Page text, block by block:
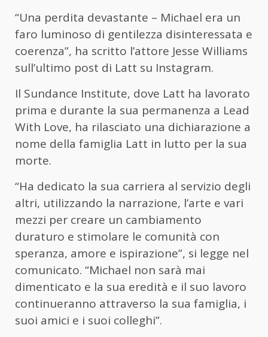
“Una perdita devastante – Michael era un
faro luminoso di gentilezza disinteressata e
coerenza”, ha scritto l’attore Jesse Williams
sull’ultimo post di Latt su Instagram.
Il Sundance Institute, dove Latt ha lavorato
prima e durante la sua permanenza a Lead
With Love, ha rilasciato una dichiarazione a
nome della famiglia Latt in lutto per la sua
morte.
“Ha dedicato la sua carriera al servizio degli
altri, utilizzando la narrazione, l’arte e vari
mezzi per creare un cambiamento
duraturo e stimolare le comunità con
speranza, amore e ispirazione”, si legge nel
comunicato. “Michael non sarà mai
dimenticato e la sua eredità e il suo lavoro
continueranno attraverso la sua famiglia, i
suoi amici e i suoi colleghi”.